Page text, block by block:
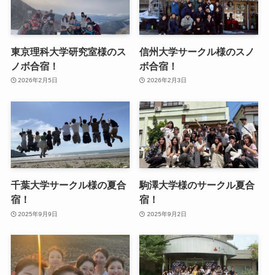
東京理科大学研究室様のス
ノボ合宿！
2026年2月5日
信州大学サークル様のスノ
ボ合宿！
2026年2月3日
千葉大学サークル様の夏合
宿！
2025年9月9日
駒澤大学様のサークル夏合
宿！
2025年9月2日